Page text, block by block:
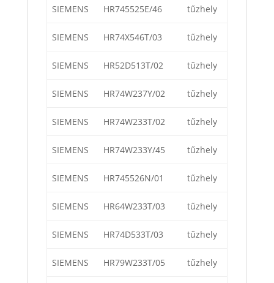
SIEMENS HR745525E/46 tűzhely
SIEMENS HR74X546T/03 tűzhely
SIEMENS HR52D513T/02 tűzhely
SIEMENS HR74W237Y/02 tűzhely
SIEMENS HR74W233T/02 tűzhely
SIEMENS HR74W233Y/45 tűzhely
SIEMENS HR745526N/01 tűzhely
SIEMENS HR64W233T/03 tűzhely
SIEMENS HR74D533T/03 tűzhely
SIEMENS HR79W233T/05 tűzhely